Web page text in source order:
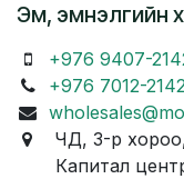
Эм, эмнэлгийн
+976 9407-
+976 7012-
ЧД, 3-р
Капитал